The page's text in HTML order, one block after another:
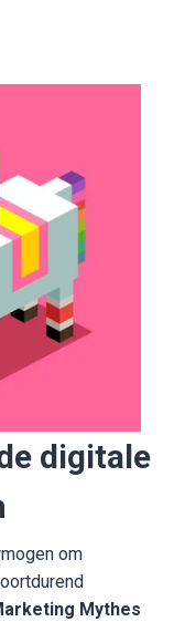
digitale
om
Mythes